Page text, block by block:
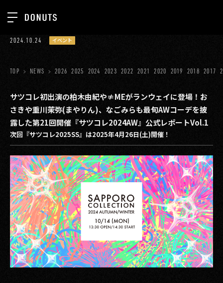
ジョブカン
ゲーム
ミクチャ
医療(CLIUS)
出版メディア
美少女図鑑
イベント
タテドラ
TOP
ABOUT
SERVICES
GROUP
RECRUIT
CONTACT
PRIVACY POLICY
2024.10.24 イベント
TOP NEWS 2026 2025 2024 2023 2022 2021 2020 2019 2018 2017
サツコレ初出演の柏木由紀や≠MEがランウェイに登場！お
さきや重川茉弥(まやりん)、なごみらも最旬AWコーデを披
露した第21回開催『サツコレ2024AW』公式レポートVol.1
次回『サツコレ2025SS』は2025年4月26日(土)開催！